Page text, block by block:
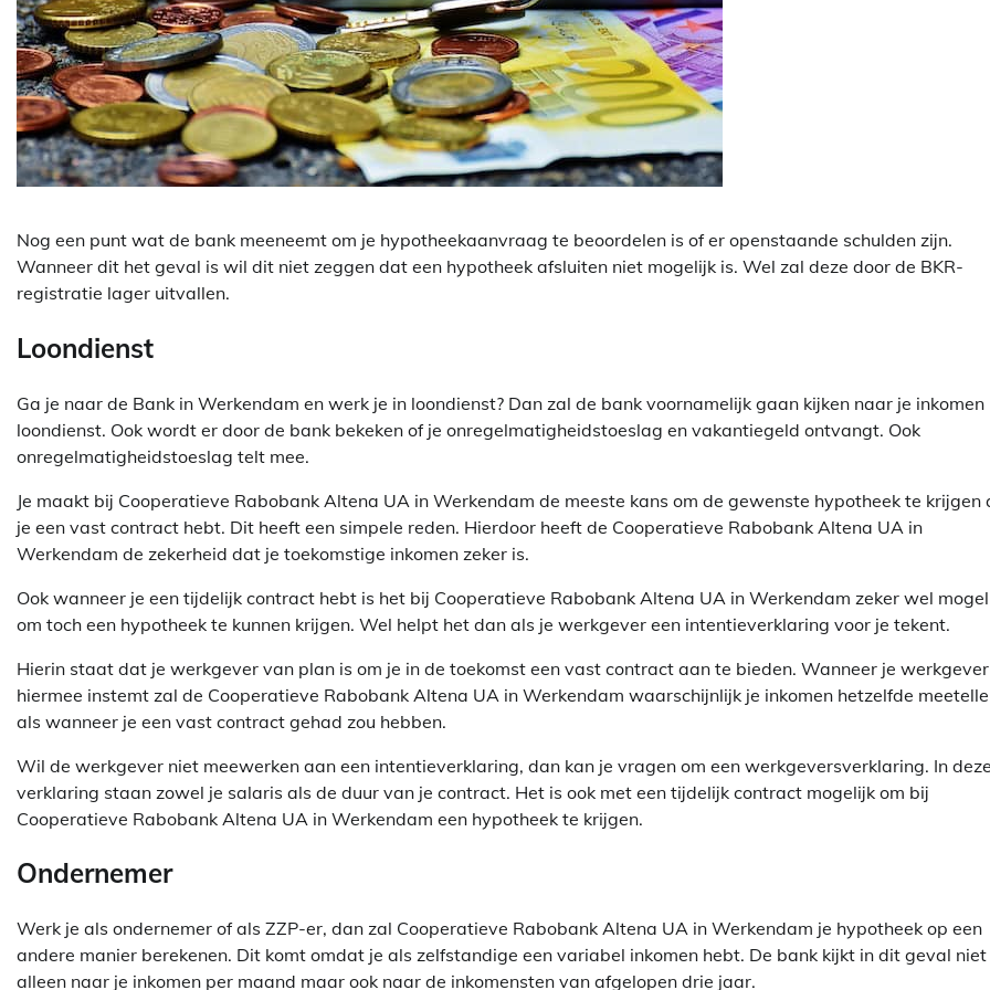
Nog een punt wat de bank meeneemt om je hypotheekaanvraag te beoordelen is of er openstaande schulden zijn.
Wanneer dit het geval is wil dit niet zeggen dat een hypotheek afsluiten niet mogelijk is. Wel zal deze door de BKR-
registratie lager uitvallen.
Loondienst
Ga je naar de Bank in Werkendam en werk je in loondienst? Dan zal de bank voornamelijk gaan kijken naar je inkomen
loondienst. Ook wordt er door de bank bekeken of je onregelmatigheidstoeslag en vakantiegeld ontvangt. Ook
onregelmatigheidstoeslag telt mee.
Je maakt bij Cooperatieve Rabobank Altena UA in Werkendam de meeste kans om de gewenste hypotheek te krijgen
je een vast contract hebt. Dit heeft een simpele reden. Hierdoor heeft de Cooperatieve Rabobank Altena UA in
Werkendam de zekerheid dat je toekomstige inkomen zeker is.
Ook wanneer je een tijdelijk contract hebt is het bij Cooperatieve Rabobank Altena UA in Werkendam zeker wel
om toch een hypotheek te kunnen krijgen. Wel helpt het dan als je werkgever een intentieverklaring voor je tekent.
Hierin staat dat je werkgever van plan is om je in de toekomst een vast contract aan te bieden. Wanneer je werkgever
hiermee instemt zal de Cooperatieve Rabobank Altena UA in Werkendam waarschijnlijk je inkomen hetzelfde
als wanneer je een vast contract gehad zou hebben.
Wil de werkgever niet meewerken aan een intentieverklaring, dan kan je vragen om een werkgeversverklaring. In
verklaring staan zowel je salaris als de duur van je contract. Het is ook met een tijdelijk contract mogelijk om bij
Cooperatieve Rabobank Altena UA in Werkendam een hypotheek te krijgen.
Ondernemer
Werk je als ondernemer of als ZZP-er, dan zal Cooperatieve Rabobank Altena UA in Werkendam je hypotheek op een
andere manier berekenen. Dit komt omdat je als zelfstandige een variabel inkomen hebt. De bank kijkt in dit geval niet
alleen naar je inkomen per maand maar ook naar de inkomensten van afgelopen drie jaar.